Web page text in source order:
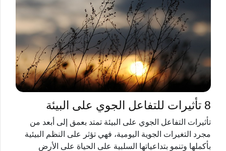
8 تأثيرات للتفاعل الجوي على البيئة
تأثيرات التفاعل الجوي على البيئة تمتد بعمق إلى أبعد من
مجرد التغيرات الجوية اليومية، فهي تؤثر على النظم البيئية
بأكملها وتنمو بتداعياتها السلبية على الحياة على الأرض